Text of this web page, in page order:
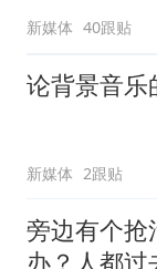
新媒体 40跟贴
论背景音乐
新媒体 2跟贴
旁边有个
办？人都过